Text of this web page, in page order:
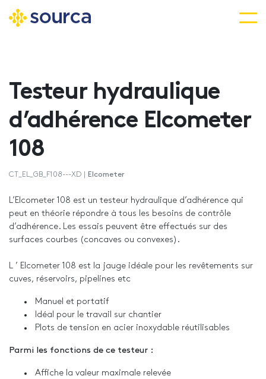
principal
Testeur hydraulique
d’adhérence Elcometer
108
CT_EL_GB_F108---XD | Elcometer
L’Elcometer 108 est un testeur hydraulique d’adhérence qui
peut en théorie répondre à tous les besoins de contrôle
d’adhérence. Les essais peuvent être effectués sur des
surfaces courbes (concaves ou convexes).
L ’ Elcometer 108 est la jauge idéale pour les revêtements sur
cuves, réservoirs, pipelines etc
Manuel et portatif
Idéal pour le travail sur chantier
Plots de tension en acier inoxydable réutilisables
Parmi les fonctions de ce testeur :
Affiche la valeur maximale relevée